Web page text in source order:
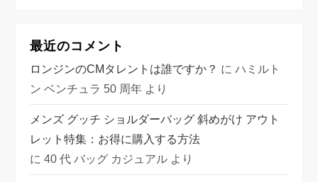
最近のコメント
ロンジンのCMタレントは誰ですか？ にハミルト
ン ベンチュラ 50 周年 より
メンズ グッチ ショルダーバッグ 斜めがけ アウト
レット特集：お得に購入する方法
に40 代 バッグ カジュアル より